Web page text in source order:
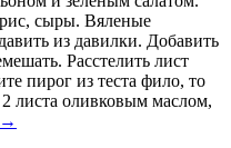
сыры. Вяленые
из давилки. Добавить
Расстелить лист
пирог из теста фило, то
листа оливковым маслом,
→